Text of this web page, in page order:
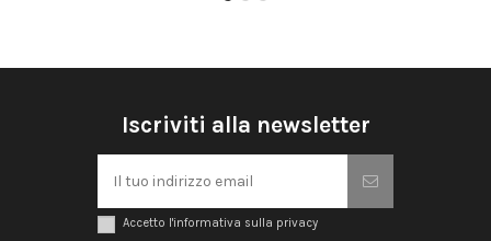
Iscriviti alla newsletter
Accetto l'informativa sulla privacy